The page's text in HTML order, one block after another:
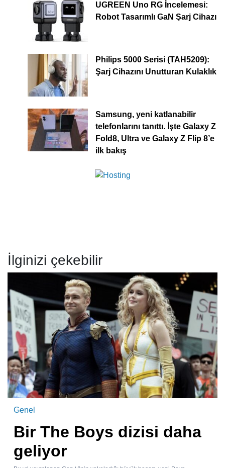
UGREEN Uno RG İncelemesi:
Robot Tasarımlı GaN Şarj Cihazı
Philips 5000 Serisi (TAH5209):
Şarj Cihazını Unutturan Kulaklık
Samsung, yeni katlanabilir
telefonlarını tanıttı. İşte Galaxy Z
Fold8, Ultra ve Galaxy Z Flip 8’e
ilk bakış
İlginizi çekebilir
Genel
Bir The Boys dizisi daha
geliyor